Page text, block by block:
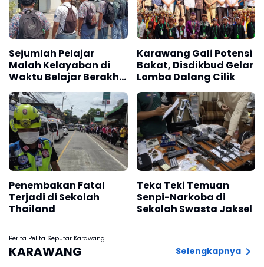
Sejumlah Pelajar
Malah Kelayaban di
Waktu Belajar Berakhir
Karawang
Karawang Gali Potensi
Bakat, Disdikbud Gelar
Lomba Dalang Cilik
Penembakan Fatal
Terjadi di Sekolah
Thailand
Teka Teki Temuan
Senpi-Narkoba di
Sekolah Swasta Jaksel
Berita Pelita Seputar Karawang
KARAWANG Selengkapnya